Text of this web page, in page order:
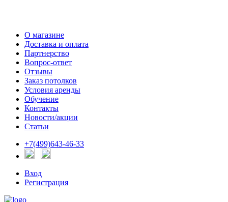
О магазине
Доставка и оплата
Партнерство
Вопрос-ответ
Отзывы
Заказ потолков
Условия аренды
Обучение
Контакты
Новости/акции
Статьи
+7(499)643-46-33
Вход
Регистрация